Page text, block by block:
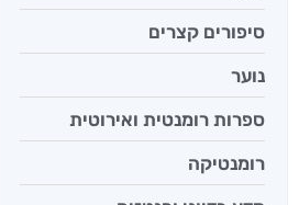
סיפורים קצרים
נוער
ספרות רומנטית ואירוטית
רומנטיקה